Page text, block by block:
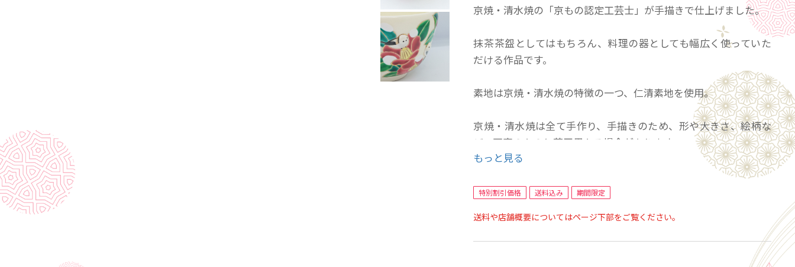
京焼・清水焼の「京もの認定工芸士」が手描きで仕上げました。
抹茶茶盌としてはもちろん、料理の器としても幅広く使っていた
だける作品です。
素地は京焼・清水焼の特徴の一つ、仁清素地を使用。
京焼・清水焼は全て手作り、手描きのため、形や大きさ、絵柄な
ど、写真のものと若干異なる場合があります。
1週間から3ヶ月と、その時の在庫数に応じて製作日数が変わり
お急ぎの場合はご相談ください。出来るだけ対応いたします。
※日本の京都で、古くから伝わる伝統工芸の技術で描かれていま
もっと見る
特別割引価格 送料込み 期間限定
送料や店舗概要についてはページ下部をご覧ください。